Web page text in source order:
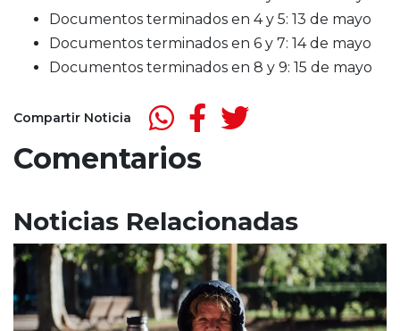
Documentos terminados en 4 y 5: 13 de mayo
Documentos terminados en 6 y 7: 14 de mayo
Documentos terminados en 8 y 9: 15 de mayo
Compartir Noticia
Comentarios
Noticias Relacionadas